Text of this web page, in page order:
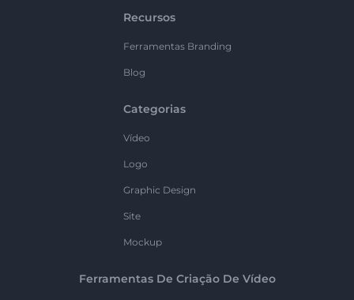
Recursos
Ferramentas Branding
Blog
Categorias
Vídeo
Logo
Graphic Design
Site
Mockup
Ferramentas De Criação De Vídeo